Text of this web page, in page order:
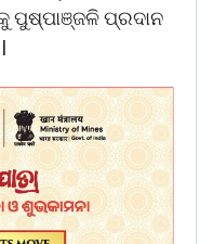
ପ୍ରଦାନ